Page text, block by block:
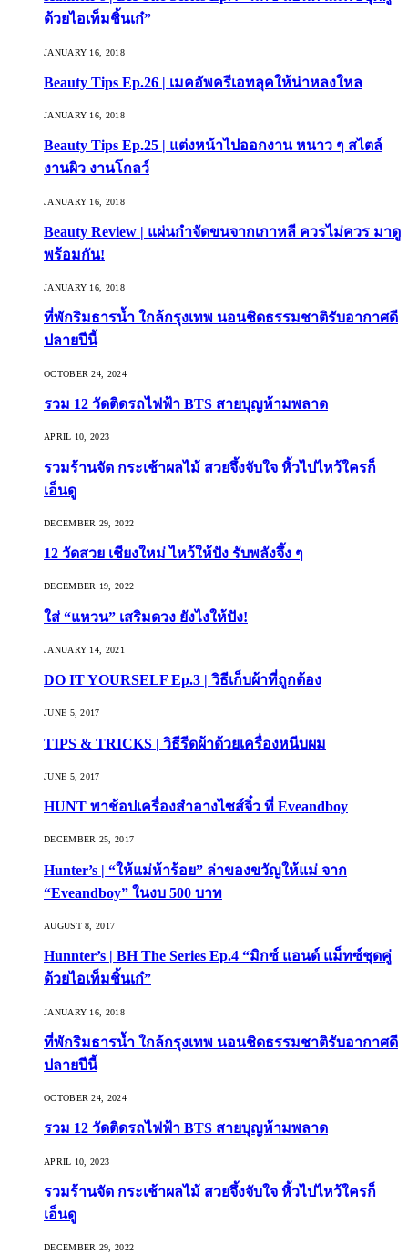
ด้วยไอเท็มชิ้นเก๋”
JANUARY 16, 2018
Beauty Tips Ep.26 | เมคอัพครีเอทลุคให้น่าหลงใหล
JANUARY 16, 2018
Beauty Tips Ep.25 | แต่งหน้าไปออกงาน หนาว ๆ สไตล์
งานผิว งานโกลว์
JANUARY 16, 2018
Beauty Review | แผ่นกำจัดขนจากเกาหลี ควรไม่ควร มาดู
พร้อมกัน!
JANUARY 16, 2018
ที่พักริมธารน้ำ ใกล้กรุงเทพ นอนชิดธรรมชาติรับอากาศดี
ปลายปีนี้
OCTOBER 24, 2024
รวม 12 วัดติดรถไฟฟ้า BTS สายบุญห้ามพลาด
APRIL 10, 2023
รวมร้านจัด กระเช้าผลไม้ สวยจึ้งจับใจ หิ้วไปไหว้ใครก็
เอ็นดู
DECEMBER 29, 2022
12 วัดสวย เชียงใหม่ ไหว้ให้ปัง รับพลังจึ้ง ๆ
DECEMBER 19, 2022
ใส่ “แหวน” เสริมดวง ยังไงให้ปัง!
JANUARY 14, 2021
DO IT YOURSELF Ep.3 | วิธีเก็บผ้าที่ถูกต้อง
JUNE 5, 2017
TIPS & TRICKS | วิธีรีดผ้าด้วยเครื่องหนีบผม
JUNE 5, 2017
HUNT พาช้อปเครื่องสำอางไซส์จิ๋ว ที่ Eveandboy
DECEMBER 25, 2017
Hunter’s | “ให้แม่ห้าร้อย” ล่าของขวัญให้แม่ จาก
“Eveandboy” ในงบ 500 บาท
AUGUST 8, 2017
Hunnter’s | BH The Series Ep.4 “มิกซ์ แอนด์ แม็ทซ์ชุดคู่
ด้วยไอเท็มชิ้นเก๋”
JANUARY 16, 2018
ที่พักริมธารน้ำ ใกล้กรุงเทพ นอนชิดธรรมชาติรับอากาศดี
ปลายปีนี้
OCTOBER 24, 2024
รวม 12 วัดติดรถไฟฟ้า BTS สายบุญห้ามพลาด
APRIL 10, 2023
รวมร้านจัด กระเช้าผลไม้ สวยจึ้งจับใจ หิ้วไปไหว้ใครก็
เอ็นดู
DECEMBER 29, 2022